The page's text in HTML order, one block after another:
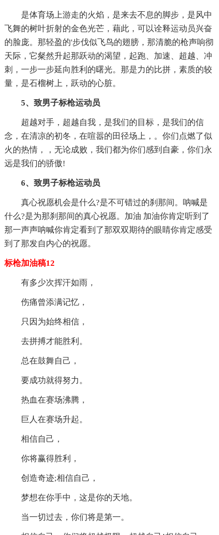
是体育场上游走的火焰，是来去不息的脚步，是风中
飞舞的树叶折射的金色光芒，藉此，可以诠释运动员兴奋
的脸庞。那轻盈的'步伐似飞鸟的翅膀，那清脆的枪声响彻
天际，它粲然升起那跃动的渴望，起跑、加速、超越、冲
刺，一步一步延向胜利的曙光。那是力的比拼，素质的较
量，是石榴树上，跃动的心脏。
5、致男子标枪运动员
超越对手，超越自我，是我们的目标，是我们的信
念，在清凉的初冬，在喧嚣的田径场上，。你们点燃了似
火的热情，，无论成败，我们都为你们感到自豪，你们永
远是我们的骄傲!
6、致男子标枪运动员
真心祝愿机会是什么?是不可错过的刹那间。呐喊是
什么?是为那刹那间的真心祝愿。加油 加油你肯定听到了
那一声声呐喊你肯定看到了那双双期待的眼睛你肯定感受
到了那发自内心的祝愿。
标枪加油稿12
有多少次挥汗如雨，
伤痛曾添满记忆，
只因为始终相信，
去拼搏才能胜利。
总在鼓舞自己，
要成功就得努力。
热血在赛场沸腾，
巨人在赛场升起。
相信自己，
你将赢得胜利，
创造奇迹;相信自己，
梦想在你手中，这是你的天地。
当一切过去，你们将是第一。